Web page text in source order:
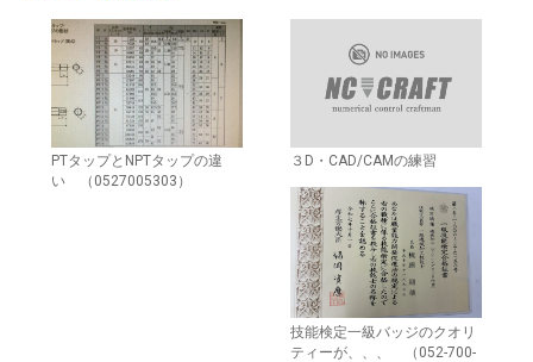
PTタップとNPTタップの違
い （0527005303）
３D・CAD/CAMの練習
技能検定一級バッジのクオリ
ティーが、、、 （052-700-